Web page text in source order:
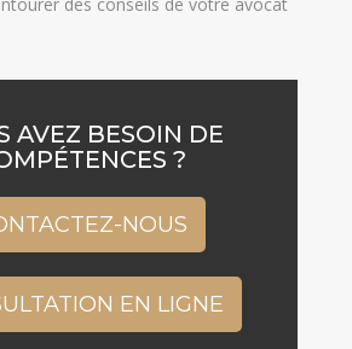
AVEZ BESOIN DE
?
NOUS
EN LIGNE